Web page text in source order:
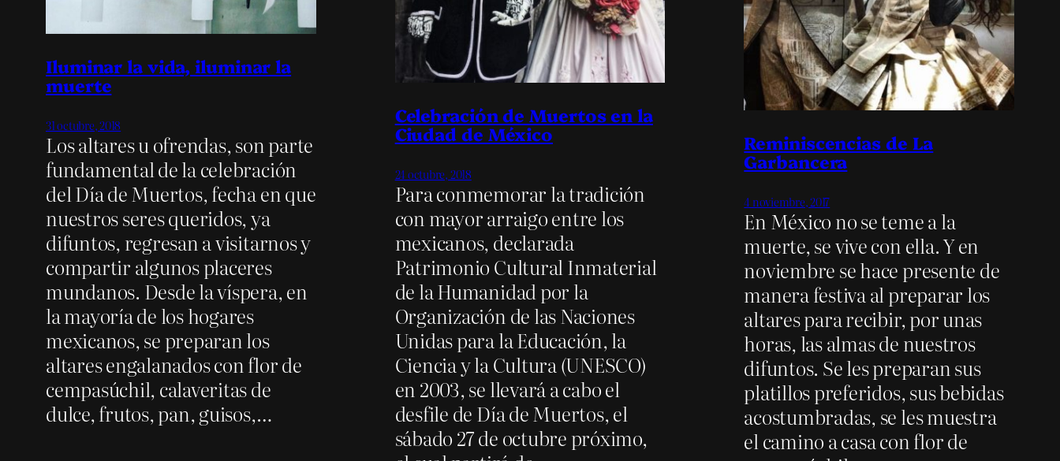
Iluminar la vida, iluminar la
muerte
31 octubre, 2018
Los altares u ofrendas, son parte
fundamental de la celebración
del Día de Muertos, fecha en que
nuestros seres queridos, ya
difuntos, regresan a visitarnos y
compartir algunos placeres
mundanos. Desde la víspera, en
la mayoría de los hogares
mexicanos, se preparan los
altares engalanados con flor de
cempasúchil, calaveritas de
dulce, frutos, pan, guisos,…
Celebración de Muertos en la
Ciudad de México
24 octubre, 2018
Para conmemorar la tradición
con mayor arraigo entre los
mexicanos, declarada
Patrimonio Cultural Inmaterial
de la Humanidad por la
Organización de las Naciones
Unidas para la Educación, la
Ciencia y la Cultura (UNESCO)
en 2003, se llevará a cabo el
desfile de Día de Muertos, el
sábado 27 de octubre próximo,
Reminiscencias de La
Garbancera
4 noviembre, 2017
En México no se teme a la
muerte, se vive con ella. Y en
noviembre se hace presente de
manera festiva al preparar los
altares para recibir, por unas
horas, las almas de nuestros
difuntos. Se les preparan sus
platillos preferidos, sus bebidas
acostumbradas, se les muestra
el camino a casa con flor de